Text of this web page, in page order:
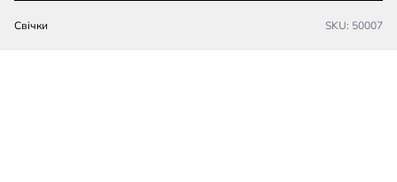
Свічки SKU: 50007